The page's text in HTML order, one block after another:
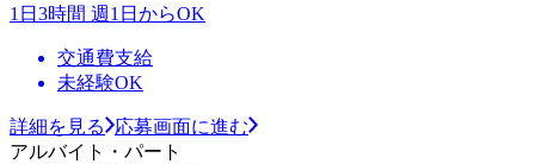
1日3時間 週1日からOK
交通費支給
未経験OK
詳細を見る
応募画面に進む
アルバイト・パート